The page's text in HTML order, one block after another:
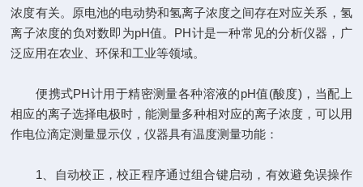
浓度有关。原电池的电动势和氢离子浓度之间存在对应关系，氢
离子浓度的负对数即为pH值。PH计是一种常见的分析仪器，广
泛应用在农业、环保和工业等领域。
便携式PH计用于精密测量各种溶液的pH值(酸度)，当配上
相应的离子选择电极时，能测量多种相对应的离子浓度，可以用
作电位滴定测量显示仪，仪器具有温度测量功能：
1、自动校正，校正程序通过组合键启动，有效避免误操作